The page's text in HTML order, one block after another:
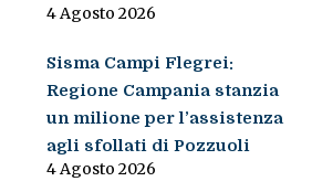
4 Agosto 2026
Sisma Campi Flegrei:
Regione Campania stanzia
un milione per l’assistenza
agli sfollati di Pozzuoli
4 Agosto 2026